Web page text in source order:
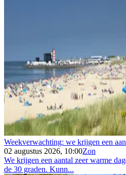
Weekverwachting: we krijgen een
02 augustus 2026, 10:00Zon
We krijgen een aantal zeer warme
de 30 graden. Kunn...